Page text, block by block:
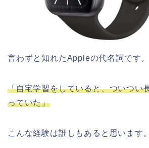
言わずと知れたAppleの代名詞です。
「自宅学習をしていると、ついつい
っていた」
こんな経験は誰しもあると思います。